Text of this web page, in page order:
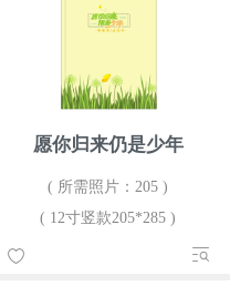
愿你归来仍是少年
( 所需照片：205 )
( 12寸竖款205*285 )